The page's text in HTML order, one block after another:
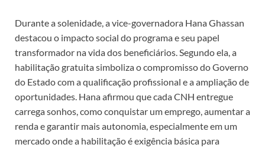
Durante a solenidade, a vice-governadora Hana Ghassan
destacou o impacto social do programa e seu papel
transformador na vida dos beneficiários. Segundo ela, a
habilitação gratuita simboliza o compromisso do Governo
do Estado com a qualificação profissional e a ampliação de
oportunidades. Hana afirmou que cada CNH entregue
carrega sonhos, como conquistar um emprego, aumentar a
renda e garantir mais autonomia, especialmente em um
mercado onde a habilitação é exigência básica para